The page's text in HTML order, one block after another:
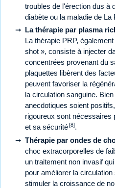
troubles de l'érection dus à
diabète ou la maladie de La
La thérapie par plasma
La thérapie PRP,
shot », consiste à injecter
concentrées provenant du
plaquettes libèrent des
peuvent favoriser la
la circulation sanguine.
anecdotiques soient
rigoureux sont nécessaires
et sa sécurité [8].
Thérapie par ondes de
choc extracorporelles de
un traitement non invasif
pour améliorer la
stimuler la croissance de